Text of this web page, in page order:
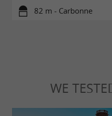
82 m - Carbonne
WE